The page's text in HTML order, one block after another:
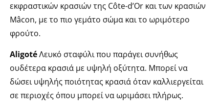
εκφραστικών κρασιών της Côte-d’Or και των κρασιών
Μâcon, με το πιο γεμάτο σώμα και το ωριμότερο
φρούτο.
AligotéΛευκό σταφύλι που παράγει συνήθως
ουδέτερα κρασιά με υψηλή οξύτητα. Μπορεί να
δώσει υψηλής ποιότητας κρασιά όταν καλλιεργείται
σε περιοχές όπου μπορεί να ωριμάσει πλήρως.